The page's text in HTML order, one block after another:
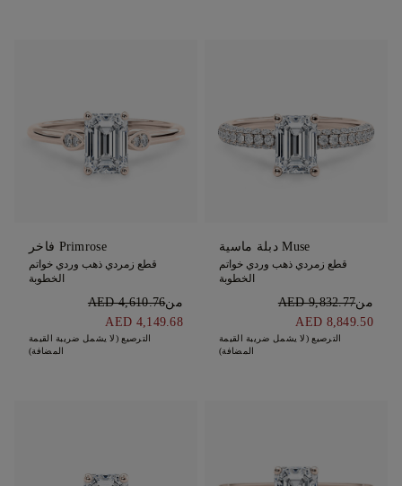
Muse دبلة ماسية
قطع زمردي ذهب وردي خواتم
الخطوبة
منAED 9,832.77
AED 8,849.50
الترصيع (لا يشمل ضريبة القيمة
المضافة)
Primrose فاخر
قطع زمردي ذهب وردي خواتم
الخطوبة
منAED 4,610.76
AED 4,149.68
الترصيع (لا يشمل ضريبة القيمة
المضافة)